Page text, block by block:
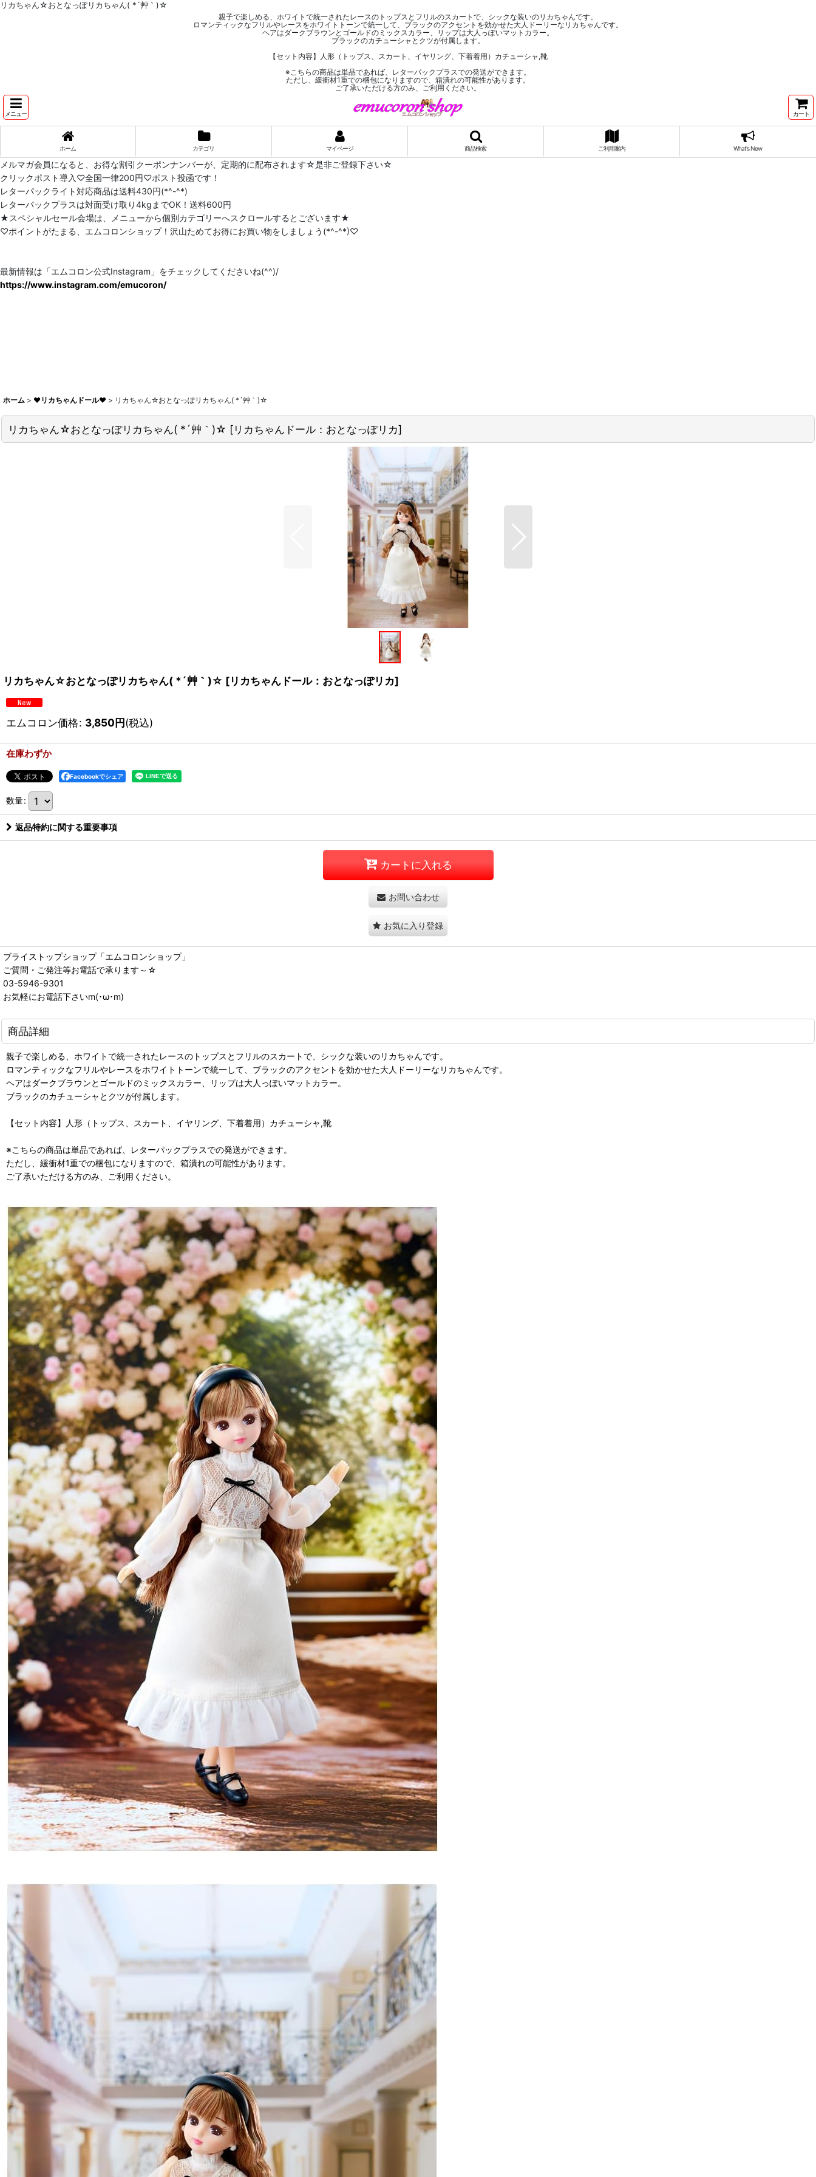
リカちゃん☆おとなっぽリカちゃん( *´艸｀)☆
親子で楽しめる、ホワイトで統一されたレースのトップスとフリルのスカートで、シックな装いのリカちゃんです。
ロマンティックなフリルやレースをホワイトトーンで統一して、ブラックのアクセントを効かせた大人ドーリーなリカちゃんです。
ヘアはダークブラウンとゴールドのミックスカラー、リップは大人っぽいマットカラー。
ブラックのカチューシャとクツが付属します。
【セット内容】人形（トップス、スカート、イヤリング、下着着用）カチューシャ,靴
※こちらの商品は単品であれば、レターパックプラスでの発送ができます。
ただし、緩衝材1重での梱包になりますので、箱潰れの可能性があります。
ご了承いただける方のみ、ご利用ください。
メニュー カート
ホーム カテゴリ マイページ 商品検索 ご利用案内 What's New
メルマガ会員になると、お得な割引クーポンナンバーが、定期的に配布されます☆是非ご登録下さい☆
クリックポスト導入♡全国一律200円♡ポスト投函です！
レターパックライト対応商品は送料430円(*^-^*)
レターパックプラスは対面受け取り4kgまでOK！送料600円
★スペシャルセール会場は、メニューから個別カテゴリーへスクロールするとございます★
♡ポイントがたまる、エムコロンショップ！沢山ためてお得にお買い物をしましょう(*^-^*)♡
最新情報は「エムコロン公式Instagram」をチェックしてくださいね(^^)/
https://www.instagram.com/emucoron/
ホーム > ♥リカちゃんドール♥ > リカちゃん☆おとなっぽリカちゃん( *´艸｀)☆
リカちゃん☆おとなっぽリカちゃん( *´艸｀)☆ [リカちゃんドール：おとなっぽリカ]
リカちゃん☆おとなっぽリカちゃん( *´艸｀)☆ [リカちゃんドール：おとなっぽリカ]
エムコロン価格: 3,850円(税込)
在庫わずか
Facebookでシェア
数量:
返品特約に関する重要事項
カートに入れる
お問い合わせ
お気に入り登録
ブライストップショップ「エムコロンショップ」
ご質問・ご発注等お電話で承ります～☆
03-5946-9301
お気軽にお電話下さいm(･ω･m)
商品詳細
親子で楽しめる、ホワイトで統一されたレースのトップスとフリルのスカートで、シックな装いのリカちゃんです。
ロマンティックなフリルやレースをホワイトトーンで統一して、ブラックのアクセントを効かせた大人ドーリーなリカちゃんです。
ヘアはダークブラウンとゴールドのミックスカラー、リップは大人っぽいマットカラー。
ブラックのカチューシャとクツが付属します。
【セット内容】人形（トップス、スカート、イヤリング、下着着用）カチューシャ,靴
※こちらの商品は単品であれば、レターパックプラスでの発送ができます。
ただし、緩衝材1重での梱包になりますので、箱潰れの可能性があります。
ご了承いただける方のみ、ご利用ください。